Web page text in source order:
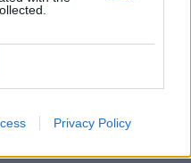
Privacy Policy